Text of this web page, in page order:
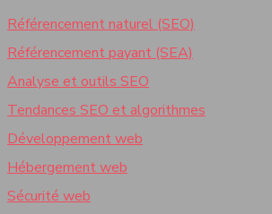
Référencement naturel (SEO)
Référencement payant (SEA)
Analyse et outils SEO
Tendances SEO et algorithmes
Développement web
Hébergement web
Sécurité web